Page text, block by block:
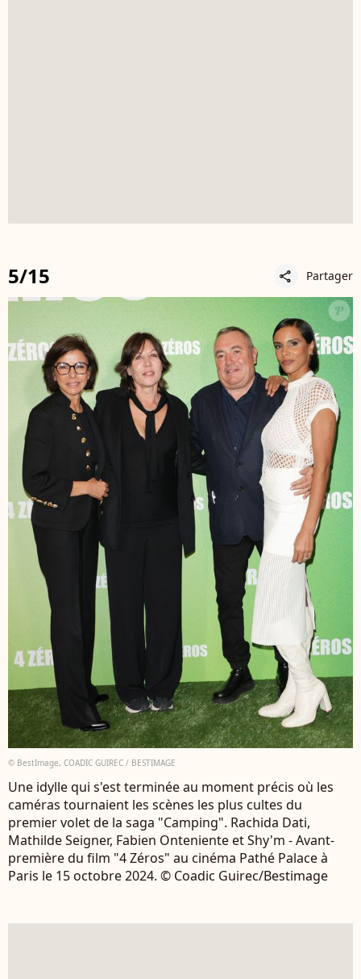
5/15 share Partager
© BestImage, COADIC GUIREC / BESTIMAGE
Une idylle qui s'est terminée au moment précis où les
caméras tournaient les scènes les plus cultes du
premier volet de la saga "Camping". Rachida Dati,
Mathilde Seigner, Fabien Onteniente et Shy'm - Avant-
première du film "4 Zéros" au cinéma Pathé Palace à
Paris le 15 octobre 2024. © Coadic Guirec/Bestimage